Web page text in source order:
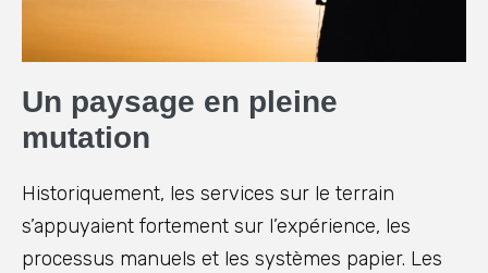
Un paysage en pleine
mutation
Historiquement, les services sur le terrain
s’appuyaient fortement sur l’expérience, les
processus manuels et les systèmes papier. Les